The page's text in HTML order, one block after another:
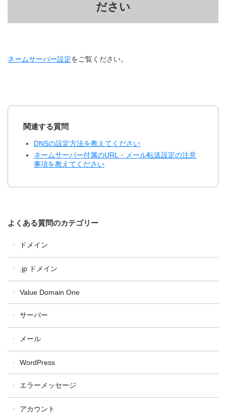
ださい
ネームサーバー設定をご覧ください。
関連する質問
DNSの設定方法を教えてください
ネームサーバー付属のURL・メール転送設定の注意
事項を教えてください
よくある質問のカテゴリー
ドメイン
ドメイン更新
WHOIS
.jp ドメイン
Value Domain One
サーバー
バリューサーバー
メール
WordPress
エラーメッセージ
アカウント